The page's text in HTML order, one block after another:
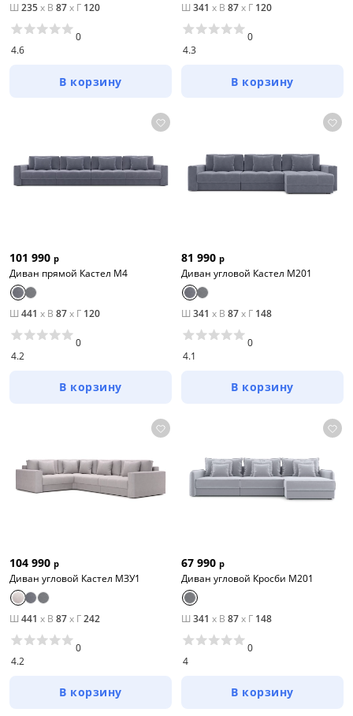
Ш 235x В 87x Г 120
4.6
0
В корзину
Ш 341 x В 87x Г 120
4.3
0
В корзину
101 990 р
Диван прямой Кастел М4
Ш 441 x В 87x Г 120
4.2
0
В корзину
81 990 р
Диван угловой Кастел М201
Ш 341 x В 87x Г 148
4.1
0
В корзину
104 990 р
Диван угловой Кастел МЗУ1
Ш 441 x В 87x Г242
4.2
0
В корзину
67 990 р
Диван угловой Кросби М201
Ш 341 x В 87x Г 148
4
0
В корзину